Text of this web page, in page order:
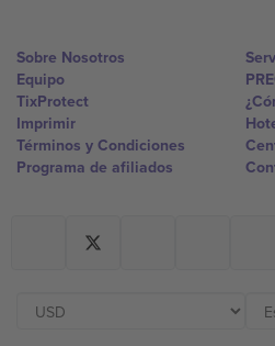
Sobre Nosotros
Equipo
TixProtect
Imprimir
Términos y Condiciones
Programa de afiliados